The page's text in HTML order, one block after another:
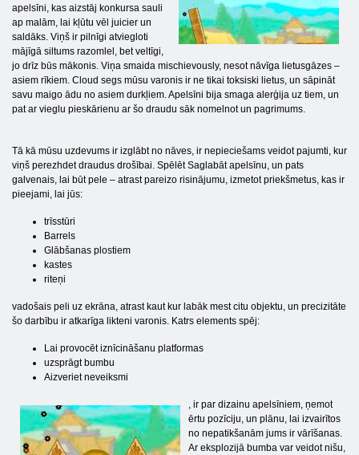
apelsīni, kas aizstāj konkursa sauli
ap malām, lai kļūtu vēl juicier un
saldāks. Viņš ir pilnīgi atviegloti
mājīgā siltums razomlel, bet veltīgi,
jo drīz būs mākonis. Viņa smaida mischievously, nesot nāvīga lietusgāzes –
asiem rīkiem. Cloud segs mūsu varonis ir ne tikai toksiski lietus, un sāpināt
savu maigo ādu no asiem durkļiem. Apelsīni bija smaga alerģija uz tiem, un
pat ar vieglu pieskārienu ar šo draudu sāk nomelnot un pagrimums.
Tā kā mūsu uzdevums ir izglābt no nāves, ir nepieciešams veidot pajumti, kur
viņš perezhdet draudus drošībai. Spēlēt Saglabāt apelsīnu, un pats
galvenais, lai būt pele – atrast pareizo risinājumu, izmetot priekšmetus, kas ir
pieejami, lai jūs:
trīsstūri
Barrels
Glābšanas plostiem
kastes
riteņi
vadošais peli uz ekrāna, atrast kaut kur labāk mest citu objektu, un precizitāte
šo darbību ir atkarīga likteni varonis. Katrs elements spēj:
Lai provocēt iznīcināšanu platformas
uzsprāgt bumbu
Aizveriet neveiksmi
, ir par dizainu apelsīniem, ņemot
ērtu pozīciju, un plānu, lai izvairītos
no nepatikšanām jums ir vārīšanas.
Ar eksplozijā bumba var veidot nišu,